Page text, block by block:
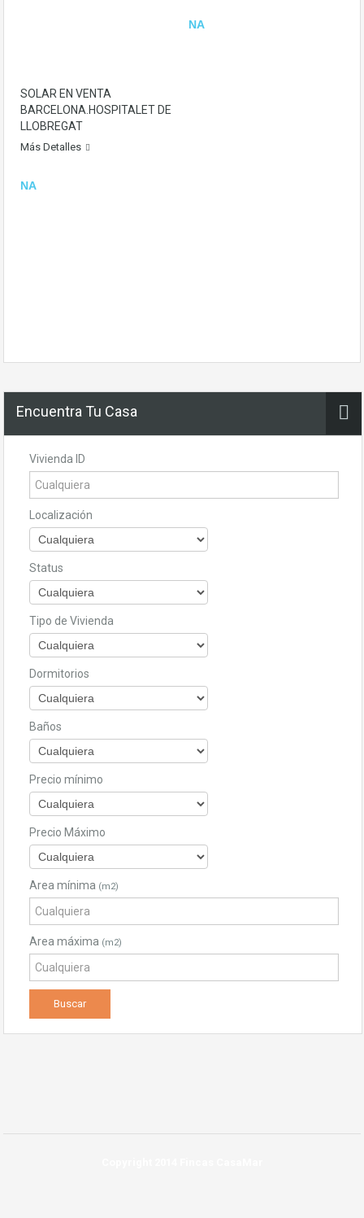
NA
SOLAR EN VENTA
BARCELONA.HOSPITALET DE
LLOBREGAT
Más Detalles
NA
Encuentra Tu Casa
Vivienda ID
Localización
Status
Tipo de Vivienda
Dormitorios
Baños
Precio mínimo
Precio Máximo
Area mínima (m2)
Area máxima (m2)